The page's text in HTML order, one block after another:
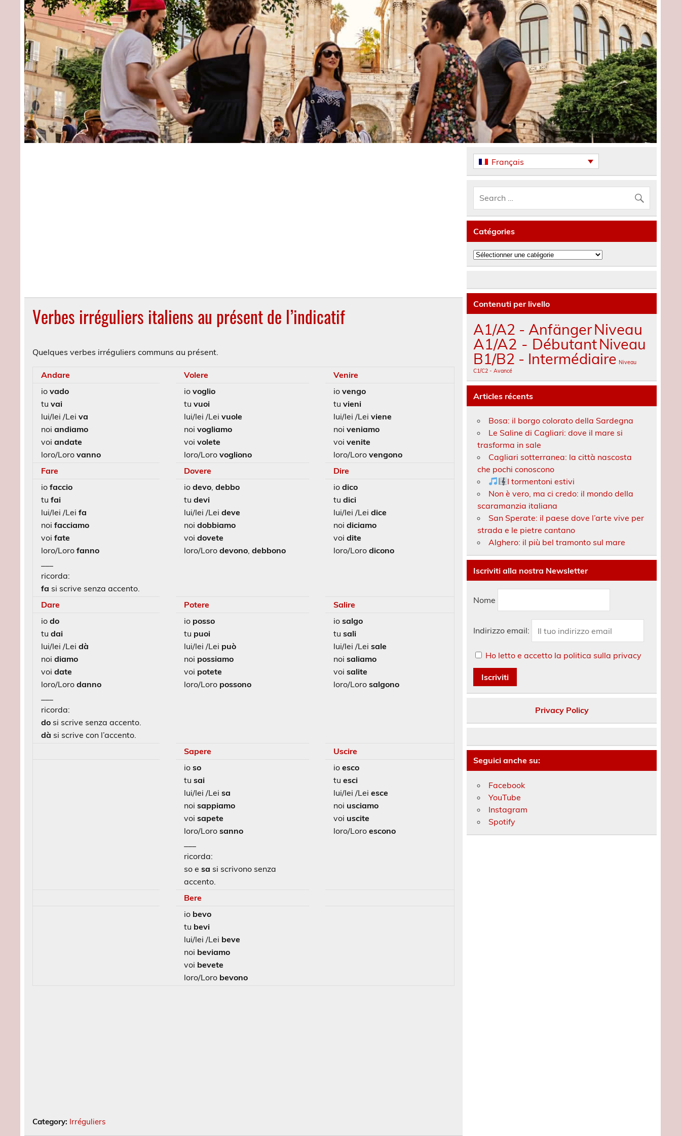
Verbes irréguliers italiens au présent de l’indicatif
Quelques verbes irréguliers communs au présent.
Andare Volere
Venire
iovado
tuvai
lui/lei /Leiva
noiandiamo
voiandate
loro/Lorovanno
iovoglio
tuvuoi
lui/lei /Leivuole
noivogliamo
voivolete
loro/Lorovogliono
iovengo
tuvieni
lui/lei /Leiviene
noiveniamo
voivenite
loro/Lorovengono
Fare
Dovere
Dire
iofaccio
tufai
lui/lei /Leifa
noifacciamo
voifate
loro/Lorofanno
ricorda:
fa si scrive senza accento.
iodevo, debbo
tudevi
lui/lei /Leideve
noidobbiamo
voidovete
loro/Lorodevono,debbono
iodico
tudici
lui/lei /Leidice
noidiciamo
voidite
loro/Lorodicono
Dare Potere
Salire
iodo
tudai
lui/lei /Leidà
noidiamo
voidate
loro/Lorodanno
ricorda:
do si scrive senza accento.
dà si scrive con l’accento.
io posso
tu puoi
lui/lei /Lei può
noi possiamo
voi potete
loro/Loro possono
iosalgo
tusali
lui/lei /Leisale
noisaliamo
voisalite
loro/Lorosalgono
Sapere
Uscire
ioso
tusai
lui/lei /Leisa
noisappiamo
voisapete
loro/Lorosanno
ricorda:
so esa si scrivono senza
accento.
ioesco
tuesci
lui/lei /Leiesce
noi usciamo
voi uscite
loro/Loroescono
Bere
io bevo
tu bevi
lui/lei /Lei beve
noi beviamo
voi bevete
loro/Loro bevono
Category: Irréguliers
Français
Catégories
Catégories
Contenuti per livello
A1/A2 - AnfängerNiveau
A1/A2 - DébutantNiveau
B1/B2 - Intermédiaire Niveau
C1/C2 - Avancé
Articles récents
Bosa: il borgo colorato della Sardegna
Le Saline di Cagliari: dove il mare si
trasforma in sale
Cagliari sotterranea: la città nascosta
che pochi conoscono
I tormentoni estivi
Non è vero, ma ci credo: il mondo della
scaramanzia italiana
San Sperate: il paese dove l’arte vive per
strada e le pietre cantano
Alghero: il più bel tramonto sul mare
Iscriviti alla nostra Newsletter
Nome
Indirizzo email:
Ho letto e accetto la politica sulla privacy
Privacy Policy
Seguici anche su:
Facebook
YouTube
Instagram
Spotify